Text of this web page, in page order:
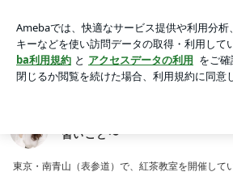
と〜
アプリをダウンロードして ブログの更新通知
ょう。
習いごと〜
東京・南青山（表参道）で、紅茶教室を開催して